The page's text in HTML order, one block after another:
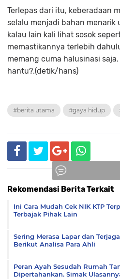
Terlepas dari itu, keberadaan
selalu menjadi bahan menarik
kalau lain kali lihat sosok
memastikannya terlebih
memang cuma halusinasi
hantu?.(detik/hans)
#berita utama #gaya hidup
Rekomendasi Berita Terkait
Ini Cara Mudah Cek NIK KTP
Terbajak Pihak Lain
Sering Merasa Lapar dan
Berikut Analisa Para Ahli
Peran Ayah Sesudah Rumah
Dipertahankan. Simak